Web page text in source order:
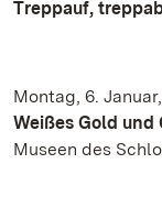
Treppauf,
Montag, 6.
Weißes Gold und
Museen des